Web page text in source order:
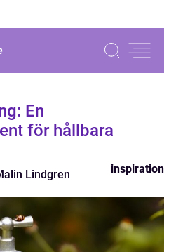
En
för hållbara
Lindgren inspiration